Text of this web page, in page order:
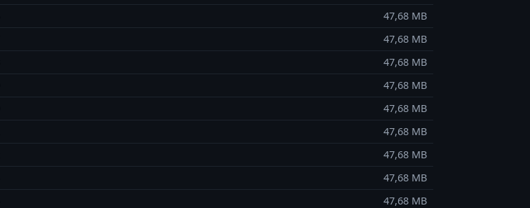
47,68 MB
47,68 MB
47,68 MB
47,68 MB
47,68 MB
47,68 MB
47,68 MB
47,68 MB
47,68 MB